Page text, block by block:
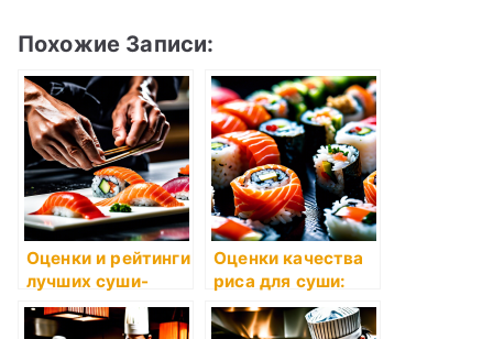
Похожие Записи:
Оценки и рейтинги
лучших суши-
ресторанов в
мире
Оценки качества
риса для суши:
как выбрать
лучший?